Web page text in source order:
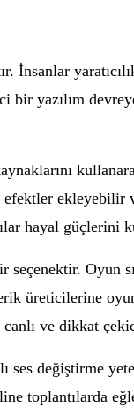
yazılım
ekleyebilir
hayal
Oyun
üreticilerine
canlı ve dikkat
değiştirme
toplantılarda